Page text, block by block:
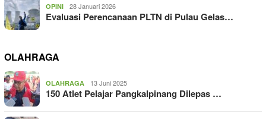
OPINI 28 Januari 2026
Evaluasi Perencanaan PLTN di Pulau Gelas…
OLAHRAGA
OLAHRAGA 13 Juni 2025
150 Atlet Pelajar Pangkalpinang Dilepas …